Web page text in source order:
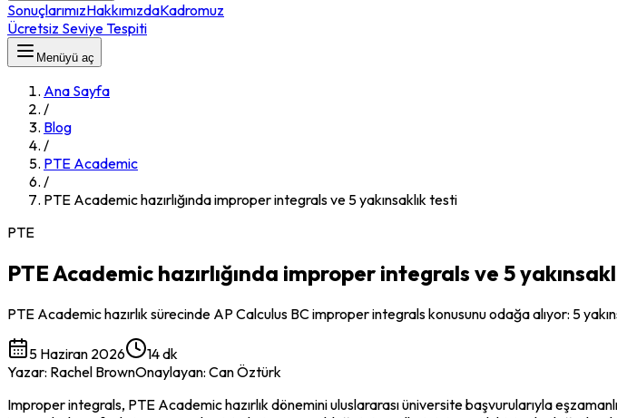
SonuçlarımızHakkımızdaKadromuz
Ücretsiz Seviye Tespiti
Menüyü aç
Ana Sayfa
/
Blog
/
PTE Academic
/
PTE Academic hazırlığında improper integrals ve 5 yakınsaklık testi
PTE
PTE Academic hazırlığında improper integrals ve 5
PTE Academic hazırlık sürecinde AP Calculus BC improper integrals konusunu odağa alıyor: 5
5 Haziran 2026
14 dk
Yazar: Rachel BrownOnaylayan: Can Öztürk
Improper integrals, PTE Academic hazırlık dönemini uluslararası üniversite başvurularıyla